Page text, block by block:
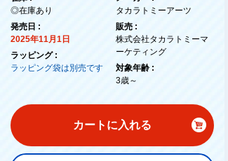
◎在庫あり
発売日 :
2025年11月1日
ラッピング :
ラッピング袋は別売です
タカラトミーアーツ
販売 :
株式会社タカラトミーマ
ーケティング
対象年齢 :
3歳～
カートに入れる